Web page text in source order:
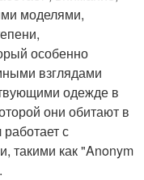
моделями,
особенно
взглядами
одежде в
они обитают в
с
такими как "Anonym